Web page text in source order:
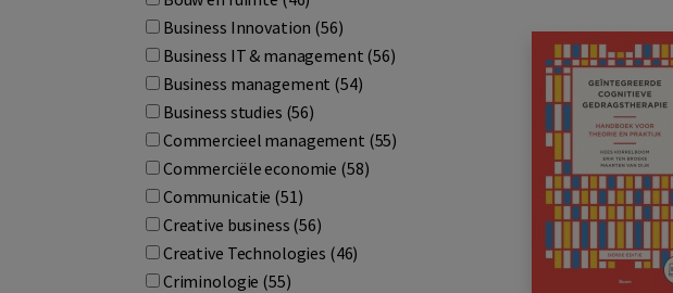
Business Innovation (56)
Business IT & management (56)
Business management (54)
Business studies (56)
Commercieel management (55)
Commerciële economie (58)
Communicatie (51)
Creative business (56)
Creative Technologies (46)
Criminologie (55)